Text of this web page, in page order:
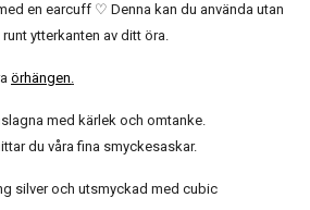
en earcuff ♡ Denna kan du använda utan
ytterkanten av ditt öra.
örhängen.
med kärlek och omtanke.
du våra fina smyckesaskar.
silver och utsmyckad med cubic